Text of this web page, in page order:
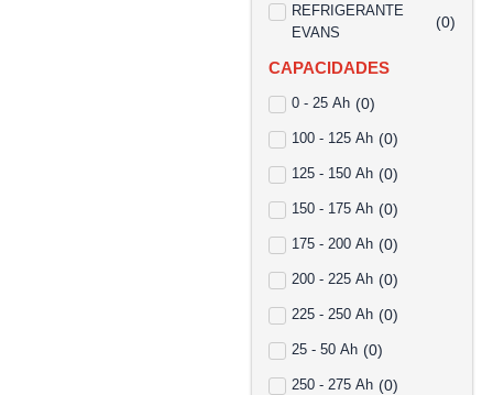
REFRIGERANTE
EVANS
(0)
CAPACIDADES
0 - 25 Ah (0)
100 - 125 Ah (0)
125 - 150 Ah (0)
150 - 175 Ah (0)
175 - 200 Ah (0)
200 - 225 Ah (0)
225 - 250 Ah (0)
25 - 50 Ah (0)
250 - 275 Ah (0)